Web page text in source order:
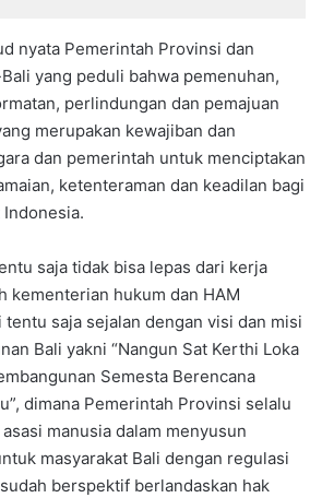
nyata Pemerintah Provinsi dan
yang peduli bahwa pemenuhan,
perlindungan dan pemajuan
merupakan kewajiban dan
dan pemerintah untuk menciptakan
ketenteraman dan keadilan bagi
saja tidak bisa lepas dari kerja
kementerian hukum dan HAM
tentu saja sejalan dengan visi dan misi
Bali yakni “Nangun Sat Kerthi Loka
Semesta Berencana
dimana Pemerintah Provinsi selalu
manusia dalam menyusun
masyarakat Bali dengan regulasi
berspektif berlandaskan hak